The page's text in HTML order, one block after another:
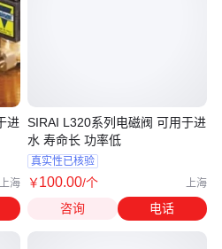
进
上海
SIRAI L320系列电磁阀 可用于进
水 寿命长 功率低
真实性已核验
￥100.00/个 上海
咨询 电话